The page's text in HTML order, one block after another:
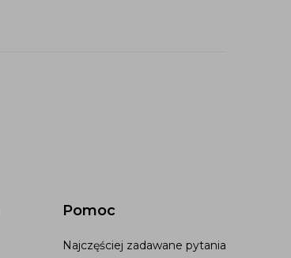
Pomoc
Najczęściej zadawane pytania